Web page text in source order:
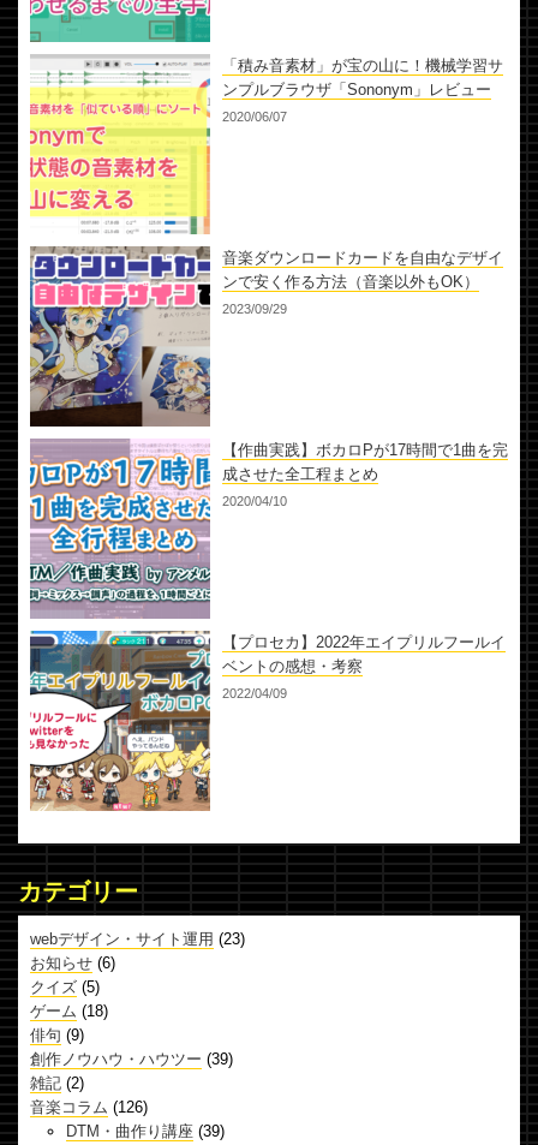
「積み音素材」が宝の山に！機械学習サ
ンプルブラウザ「Sononym」レビュー
2020/06/07
音楽ダウンロードカードを自由なデザイ
ンで安く作る方法（音楽以外もOK）
2023/09/29
【作曲実践】ボカロPが17時間で1曲を完
成させた全工程まとめ
2020/04/10
【プロセカ】2022年エイプリルフールイ
ベントの感想・考察
2022/04/09
カテゴリー
webデザイン・サイト運用 (23)
お知らせ (6)
クイズ (5)
ゲーム (18)
俳句 (9)
創作ノウハウ・ハウツー (39)
雑記 (2)
音楽コラム (126)
DTM・曲作り講座 (39)